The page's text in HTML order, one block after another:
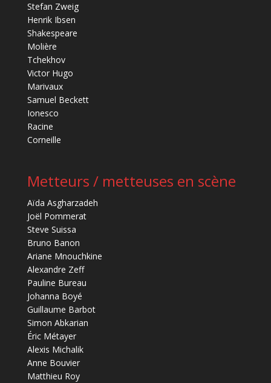
Stefan Zweig
Henrik Ibsen
Shakespeare
Molière
Tchekhov
Victor Hugo
Marivaux
Samuel Beckett
Ionesco
Racine
Corneille
Metteurs / metteuses en scène
Aïda Asgharzadeh
Joël Pommerat
Steve Suissa
Bruno Banon
Ariane Mnouchkine
Alexandre Zeff
Pauline Bureau
Johanna Boyé
Guillaume Barbot
Simon Abkarian
Éric Métayer
Alexis Michalik
Anne Bouvier
Matthieu Roy